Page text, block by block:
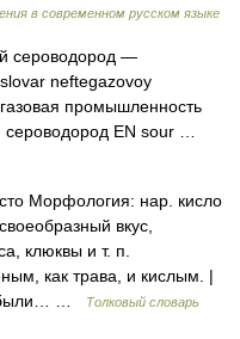
в современном русском языке
сероводород —
neftegazovoy
промышленность
EN sour …
Морфология: нар. кисло
вкус,
клюквы и т. п.
как трава, и кислым. |
были… …
Толковый словарь